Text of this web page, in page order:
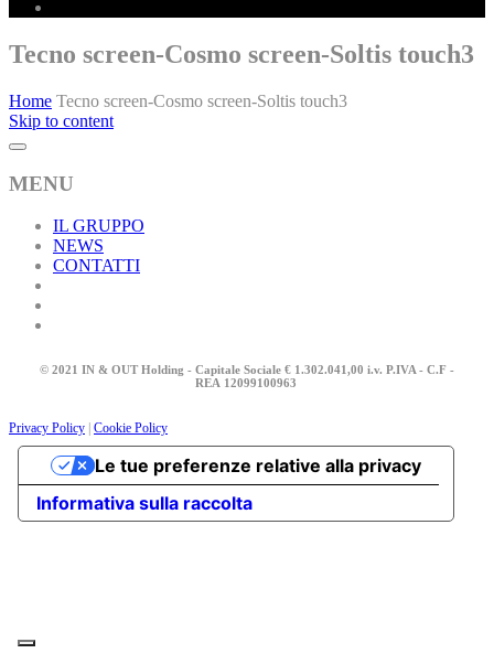
Tecno screen-Cosmo screen-Soltis touch3
Home Tecno screen-Cosmo screen-Soltis touch3
Skip to content
MENU
IL GRUPPO
NEWS
CONTATTI
© 2021 IN & OUT Holding - Capitale Sociale € 1.302.041,00 i.v. P.IVA - C.F -
REA 12099100963
Privacy Policy Cookie Policy
Informativa sulla raccolta
Le tue preferenze relative alla privacy